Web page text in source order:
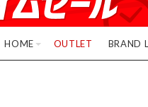
HOME OUTLET BRAND